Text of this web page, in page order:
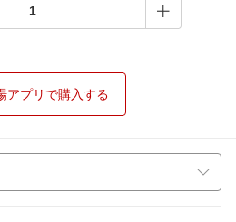
アプリで購入する